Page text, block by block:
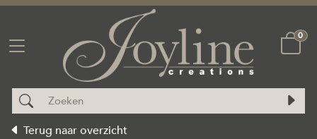
0
Terug naar overzicht